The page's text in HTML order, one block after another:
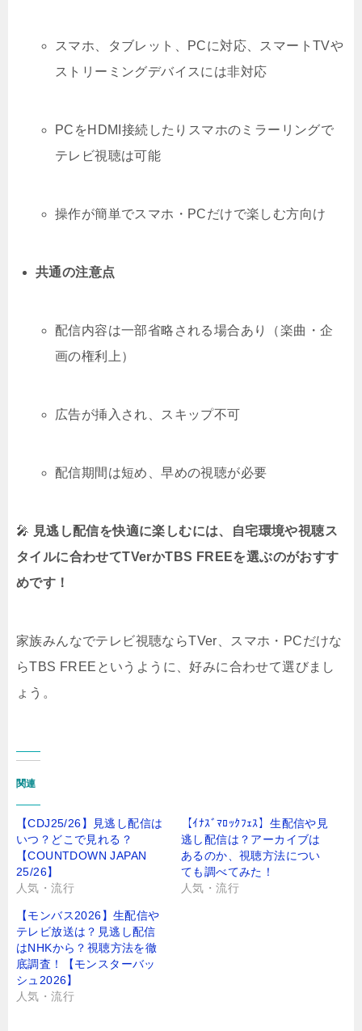
スマホ、タブレット、PCに対応、スマートTVや
ストリーミングデバイスには非対応
PCをHDMI接続したりスマホのミラーリングで
テレビ視聴は可能
操作が簡単でスマホ・PCだけで楽しむ方向け
共通の注意点
配信内容は一部省略される場合あり（楽曲・企
画の権利上）
広告が挿入され、スキップ不可
配信期間は短め、早めの視聴が必要
🎤 見逃し配信を快適に楽しむには、自宅環境や視聴ス
タイルに合わせてTVerかTBS FREEを選ぶのがおすす
めです！
家族みんなでテレビ視聴ならTVer、スマホ・PCだけな
らTBS FREEというように、好みに合わせて選びまし
ょう。
関連
【CDJ25/26】見逃し配信は
いつ？どこで見れる？
【COUNTDOWN JAPAN
25/26】
人気・流行
【ｲﾅｽﾞﾏﾛｯｸﾌｪｽ】生配信や見
逃し配信は？アーカイブは
あるのか、視聴方法につい
ても調べてみた！
人気・流行
【モンバス2026】生配信や
テレビ放送は？見逃し配信
はNHKから？視聴方法を徹
底調査！【モンスターバッ
シュ2026】
人気・流行